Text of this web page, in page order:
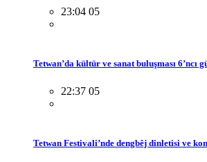
23:04 05
Tetwan’da kültür ve sanat buluşması 6’ncı
22:37 05
Tetwan Festivali’nde dengbêj dinletisi ve